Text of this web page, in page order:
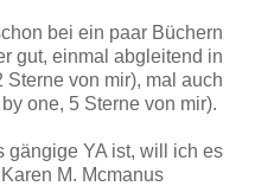
bei ein paar Büchern
gut, einmal abgleitend in
Sterne von mir), mal auch
one, 5 Sterne von mir).
gängige YA ist, will ich es
M. Mcmanus